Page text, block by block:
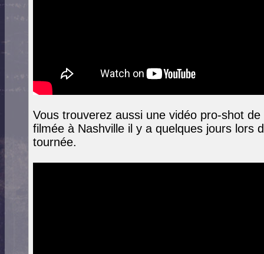
Vous trouverez aussi une vidéo pro-shot de
filmée à Nashville il y a quelques jours lors
tournée.